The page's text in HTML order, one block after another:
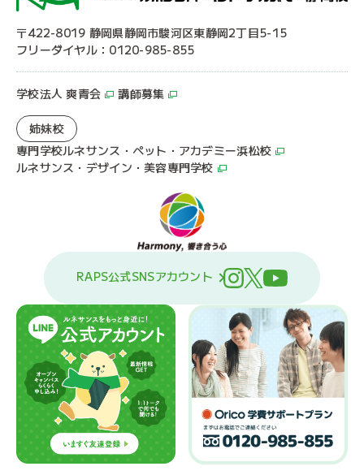
〒422-8019 静岡県静岡市駿河区東静岡2丁目5-15
フリーダイヤル：0120-985-855
学校法人 爽青会 講師募集
姉妹校
専門学校ルネサンス・ペット・アカデミー浜松校
ルネサンス・デザイン・美容専門学校
RAPS公式SNSアカウント